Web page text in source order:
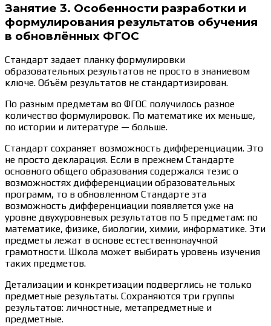
Занятие 3. Особенности разработки и
формулирования результатов обучения
в обновлённых ФГОС
Стандарт задает планку формулировки
образовательных результатов не просто в знаниевом
ключе. Объём результатов не стандартизирован.
По разным предметам во ФГОС получилось разное
количество формулировок. По математике их меньше,
по истории и литературе — больше.
Стандарт сохраняет возможность дифференциации. Это
не просто декларация. Если в прежнем Стандарте
основного общего образования содержался тезис о
возможностях дифференциации образовательных
программ, то в обновленном Стандарте эта
возможность дифференциации появляется уже на
уровне двухуровневых результатов по 5 предметам: по
математике, физике, биологии, химии, информатике. Эти
предметы лежат в основе естественнонаучной
грамотности. Школа может выбирать уровень изучения
таких предметов.
Детализации и конкретизации подверглись не только
предметные результаты. Сохраняются три группы
результатов: личностные, метапредметные и
предметные.